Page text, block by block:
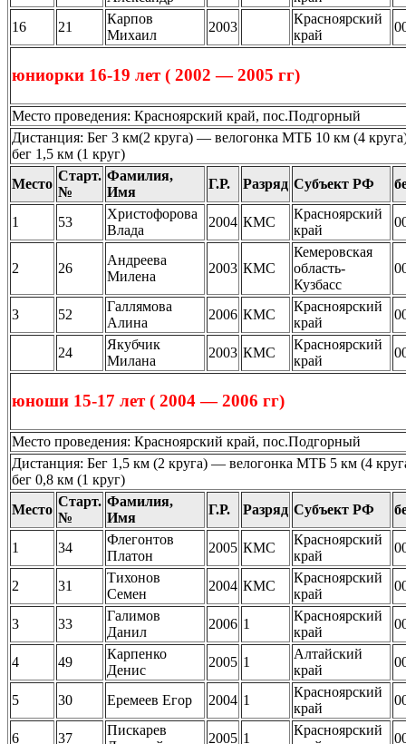
16 21
Карпов
Михаил
2003
Красноярский
край
юниорки 16-19 лет ( 2002 — 2005 гг)
Место проведения: Красноярский край, пос.Подгорный
Дистанция: Бег 3 км(2 круга) — велогонка МТБ 10 км (4
бег 1,5 км (1 круг)
Место
Старт.
№
Фамилия,
Имя
Г.Р. Разряд Субъект РФ
1 53
Христофорова
Влада
2004 КМС
Красноярский
край
2 26
Андреева
Милена
2003 КМС
Кемеровская
область-
Кузбасс
3 52
Галлямова
Алина
2006 КМС
Красноярский
край
24
Якубчик
Милана
2003 КМС
Красноярский
край
юноши 15-17 лет ( 2004 — 2006 гг)
Место проведения: Красноярский край, пос.Подгорный
Дистанция: Бег 1,5 км (2 круга) — велогонка МТБ 5 км (4
бег 0,8 км (1 круг)
Место
Старт.
№
Фамилия,
Имя
Г.Р. Разряд Субъект РФ
1 34
Флегонтов
Платон
2005 КМС
Красноярский
край
2 31
Тихонов
Семен
2004 КМС
Красноярский
край
3 33
Галимов
Данил
2006 1
Красноярский
край
4 49
Карпенко
Денис
2005 1
Алтайский
край
5 30 Еремеев Егор 2004 1
Красноярский
край
6 37
Пискарев
2005 1
Красноярский